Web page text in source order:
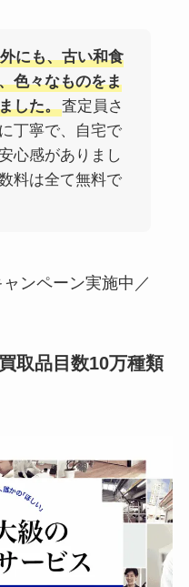
にも、古い和食
色々なものをま
した。査定員さ
丁寧で、自宅で
心感がありまし
料は全て無料で
ンペーン実施中／
買取品目数10万種類